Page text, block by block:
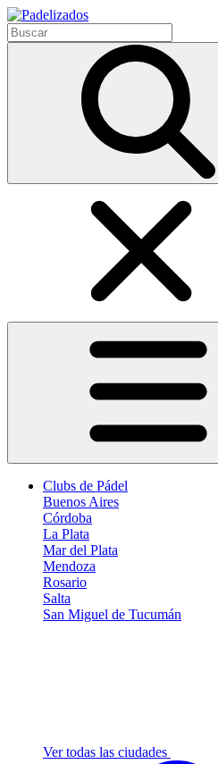
Clubs de Pádel
Buenos Aires
Córdoba
La Plata
Mar del Plata
Mendoza
Rosario
Salta
San Miguel de Tucumán
Ver todas las ciudades